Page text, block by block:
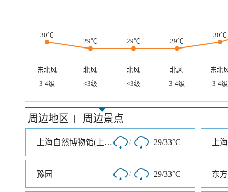
30℃
29℃
29℃ 29℃
30℃
东北风 北风 北风 北风
东北
3-4级
<3级 <3级 3-4级 3-4级
周边地区 | 周边景点
上海自然博物馆(上海科技馆分馆) / 29/33°C 上
豫园 / 29/33°C 东